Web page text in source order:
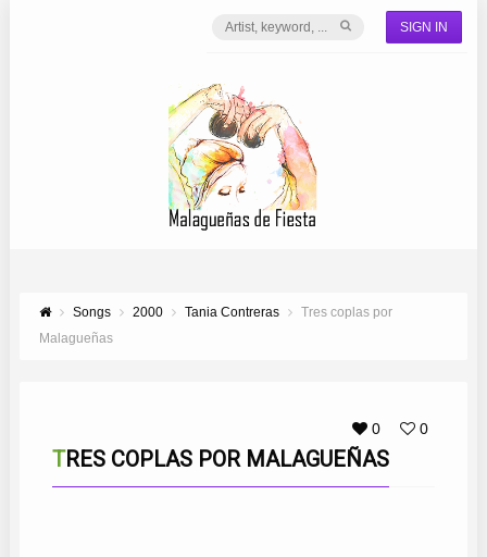
SIGN IN
Songs 2000 Tania Contreras
Tres coplas por
Malagueñas
0 0
TRES COPLAS POR MALAGUEÑAS